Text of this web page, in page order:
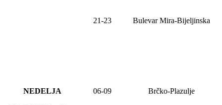
21-23 Bulevar Mira-Bijeljinska
NEDELJA 06-09 Brčko-Plazulje